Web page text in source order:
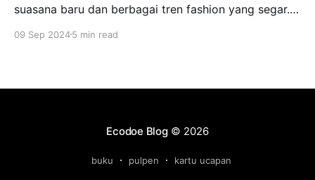
suasana baru dan berbagai tren fashion yang segar.
relevan dengan tren terkini menjadi salah satu
penampilan sehari-hari menjadi lebih menarik dan
09 Sep 20245 min read
Ecodoe Blog© 2026
buku pulpen kartu ucapan